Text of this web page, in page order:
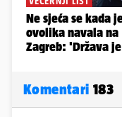
Komentari 183